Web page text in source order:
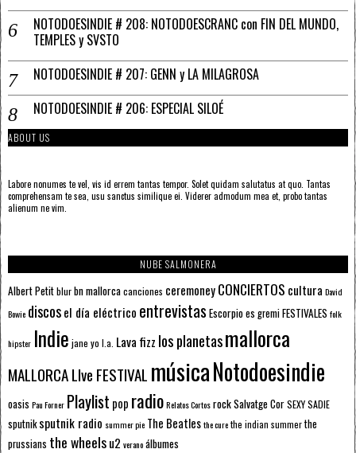
NOTODOESINDIE # 208: NOTODOESCRANC con FIN DEL MUNDO,
TEMPLES y SVSTO
NOTODOESINDIE # 207: GENN y LA MILAGROSA
NOTODOESINDIE # 206: ESPECIAL SILOÉ
ABOUT US
Labore nonumes te vel, vis id errem tantas tempor. Solet quidam salutatus at quo. Tantas
comprehensam te sea, usu sanctus similique ei. Viderer admodum mea et, probo tantas
alienum ne vim.
NUBE SALMONERA
Albert Petitblurbn mallorcacanciones ceremoneyCONCIERTOS cultura David
Bowie discosel día eléctrico entrevistas Escorpioes gremiFESTIVALES folk
hipster Indie jane yo l.a. Lava fizz los planetasmallorca
MALLORCA LIve FESTIVAL músicaNotodoesindie
oasis Pau Forner Playlist pop radioRelatos CortosrockSalvatge CorSEXY SADIE
sputnik sputnik radio summer pie The Beatlesthe curethe indian summerthe
prussians the wheelsu2 veranoálbumes